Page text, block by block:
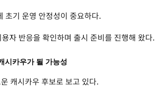
초기 운영 안정성이 중요하다.
자 반응을 확인하며 출시 준비를 진행해 왔다.
시카우가 될 가능성
캐시카우 후보로 보고 있다.